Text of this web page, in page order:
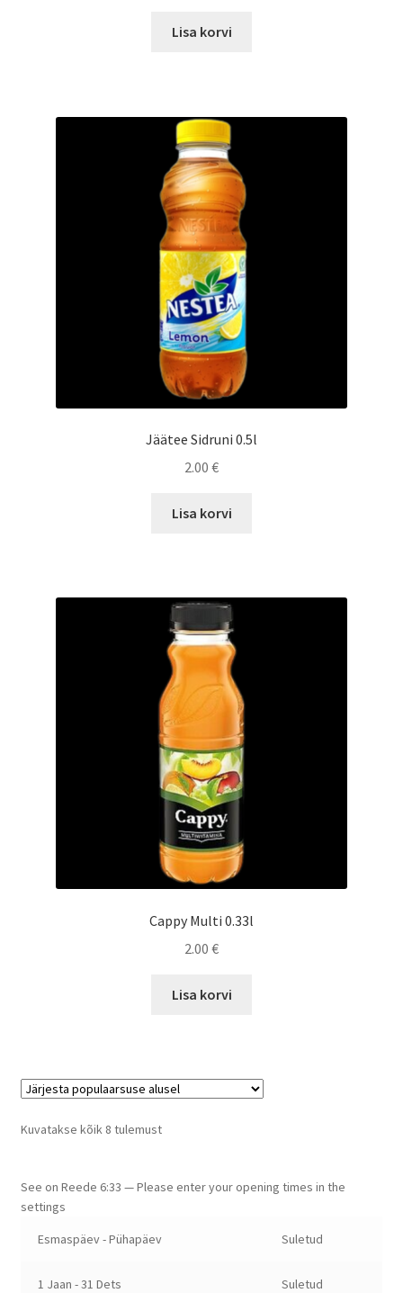
Lisa korvi
Jäätee Sidruni 0.5l
2.00 €
Lisa korvi
Cappy Multi 0.33l
2.00 €
Lisa korvi
Kuvatakse kõik 8 tulemustSorteeritud
See on Reede 6:33 —Please enter your opening times in the
settings
Esmaspäev - Pühapäev
Suletud
1 Jaan - 31 Dets Suletud